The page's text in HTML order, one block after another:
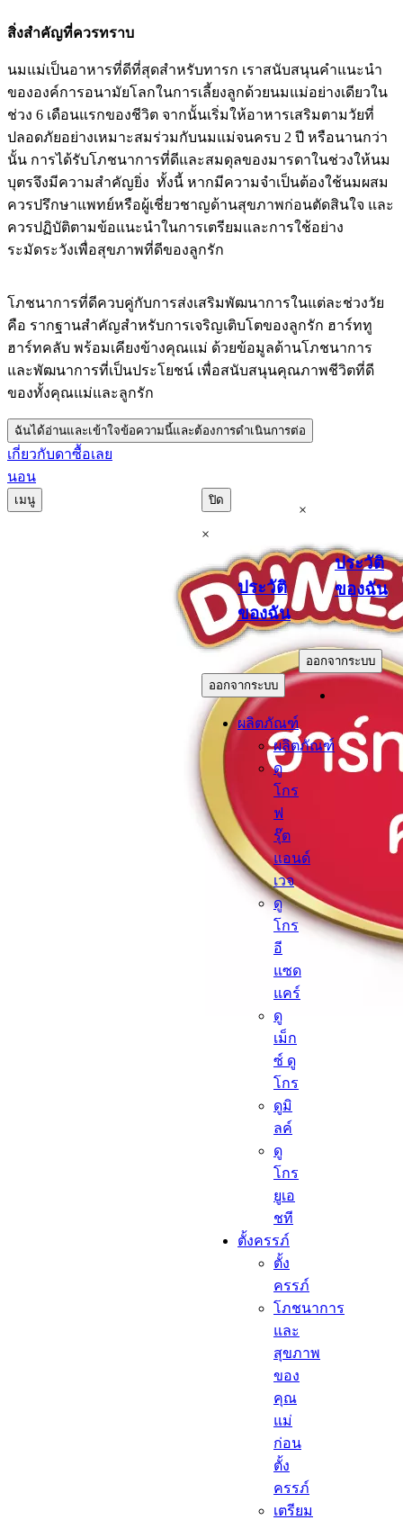
สิ่งสำคัญที่ควรทราบ
นมแม่เป็นอาหารที่ดีที่สุดสำหรับทารก เราสนับสนุนคำแนะนำ
ขององค์การอนามัยโลกในการเลี้ยงลูกด้วยนมแม่อย่างเดียวใน
ช่วง 6 เดือนแรกของชีวิต จากนั้นเริ่มให้อาหารเสริมตามวัยที่
ปลอดภัยอย่างเหมาะสมร่วมกับนมแม่จนครบ 2 ปี หรือนานกว่า
นั้น การได้รับโภชนาการที่ดีและสมดุลของมารดาในช่วงให้นม
บุตรจึงมีความสำคัญยิ่ง ทั้งนี้ หากมีความจำเป็นต้องใช้นมผสม
ควรปรึกษาแพทย์หรือผู้เชี่ยวชาญด้านสุขภาพก่อนตัดสินใจ และ
ควรปฏิบัติตามข้อแนะนำในการเตรียมและการใช้อย่าง
ระมัดระวังเพื่อสุขภาพที่ดีของลูกรัก
โภชนาการที่ดีควบคู่กับการส่งเสริมพัฒนาการในแต่ละช่วงวัย
คือ รากฐานสำคัญสำหรับการเจริญเติบโตของลูกรัก ฮาร์ททู
ฮาร์ทคลับ พร้อมเคียงข้างคุณแม่ ด้วยข้อมูลด้านโภชนาการ
และพัฒนาการที่เป็นประโยชน์ เพื่อสนับสนุนคุณภาพชีวิตที่ดี
ของทั้งคุณแม่และลูกรัก
ฉันได้อ่านและเข้าใจข้อความนี้และต้องการดำเนินการต่อ
เกี่ยวกับดา
นอน
ซื้อเลย
เมนู ปิด
×
ประวัติ
ของฉัน
.
ออกจากระบบ
ผลิตภัณฑ์
ผลิตภัณฑ์
ดู
โกร
ฟ
รุ๊ต
แอนด์
เวจ
ดู
โกร
อี
แซด
แคร์
ดู
เม็ก
ซ์ ดู
โกร
ดูมิ
ลค์
ดู
โกร
ยูเอ
ชที
ตั้งครรภ์​
ตั้ง
ครรภ์​
โภชนาการ
และ
สุขภาพ
ของ
คุณ
แม่
ก่อน
ตั้ง
ครรภ์
เตรียม
×
ประวัติ
ของฉัน
.
ออกจากระบบ